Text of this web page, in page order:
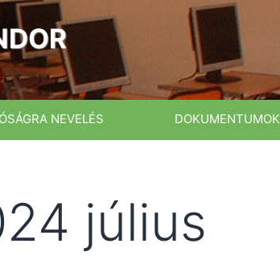
NEVELÉS DOKUMENTUMOK
július